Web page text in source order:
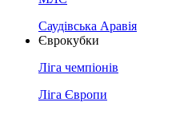
Саудівська Аравія
Єврокубки
Ліга чемпіонів
Ліга Європи